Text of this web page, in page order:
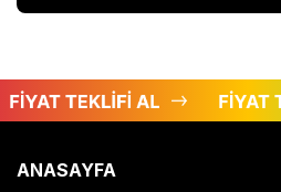
ANASAYFA